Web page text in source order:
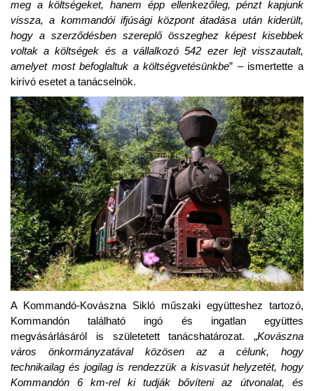
meg a költségeket, hanem épp ellenkezőleg, pénzt kapjunk
vissza, a kommandói ifjúsági központ átadása után kiderült,
hogy a szerződésben szereplő összeghez képest kisebbek
voltak a költségek és a vállalkozó 542 ezer lejt visszautalt,
amelyet most befoglaltuk a költségvetésünkbe” – ismertette a
kirívó esetet a tanácselnök.
A Kommandó-Kovászna Sikló műszaki együtteshez tartozó,
Kommandón található ingó és ingatlan együttes
megvásárlásáról is születetett tanácshatározat. „Kovászna
város önkormányzatával közösen az a célunk, hogy
technikailag és jogilag is rendezzük a kisvasút helyzetét, hogy
Kommandón 6 km-rel ki tudják bővíteni az útvonalat, és